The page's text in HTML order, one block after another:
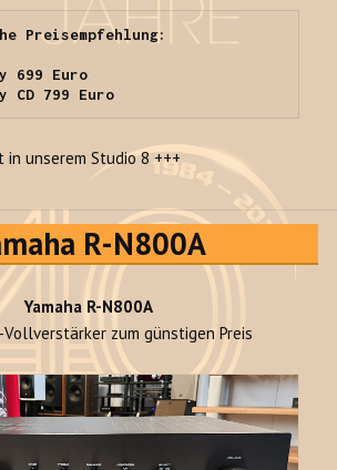
Preisempfehlung:
699 Euro
CD 799 Euro
in unserem Studio 8 +++
R-N800A
Yamaha R-N800A
zum günstigen Preis